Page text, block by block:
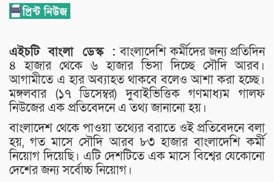
এইচটি বাংলা ডেস্ক :বাংলাদেশি কর্মীদের জন্য প্রতিদিন
৪ হাজার থেকে ৬ হাজার ভিসা দিচ্ছে সৌদি আরব।
আগামীতে এ হার অব্যাহত থাকবে বলেও আশা করা হচ্ছে।
মঙ্গলবার (১৭ ডিসেম্বর) দুবাইভিত্তিক গণমাধ্যম গালফ
নিউজের এক প্রতিবেদনে এ তথ্য জানানো হয়।
বাংলাদেশ থেকে পাওয়া তথ্যের বরাতে ওই প্রতিবেদনে বলা
হয়, গত মাসে সৌদি আরব ৮৩ হাজার বাংলাদেশি কর্মী
নিয়োগ দিয়েছি। এটি দেশটিতে এক মাসে বিশ্বের যেকোনো
দেশের জন্য সর্বোচ্চ নিয়োগ।